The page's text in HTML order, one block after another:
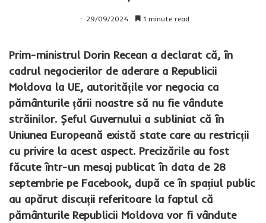
29/09/2024 1 minute read
Prim-ministrul Dorin Recean a declarat că, în
cadrul negocierilor de aderare a Republicii
Moldova la UE, autoritățile vor negocia ca
pământurile țării noastre să nu fie vândute
străinilor. Șeful Guvernului a subliniat că în
Uniunea Europeană există state care au restricții
cu privire la acest aspect. Precizările au fost
făcute într-un mesaj publicat în data de 28
septembrie pe Facebook, după ce în spațiul public
au apărut discuții referitoare la faptul că
pământurile Republicii Moldova vor fi vândute